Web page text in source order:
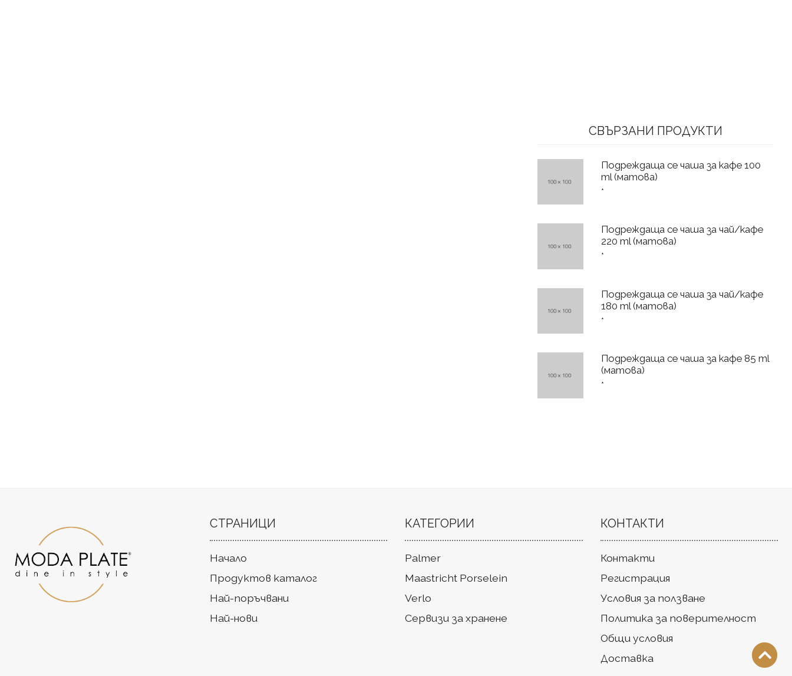
СВЪРЗАНИ ПРОДУКТИ
Подреждаща се чаша за кафе 100
ml (матова)
*
Подреждаща се чаша за чай/кафе
220 ml (матова)
*
Подреждаща се чаша за чай/кафе
180 ml (матова)
*
Подреждаща се чаша за кафе 85 ml
(матова)
*
СТРАНИЦИ
Начало
Продуктов каталог
Най-поръчвани
Най-нови
КАТЕГОРИИ
Palmer
Maastricht Porselein
Verlo
Сервизи за хранене
КОНТАКТИ
Контакти
Регистрация
Условия за ползване
Политика за поверителност
Общи условия
Доставка